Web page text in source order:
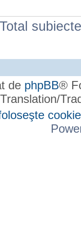
Total
de phpBB®
Translation/